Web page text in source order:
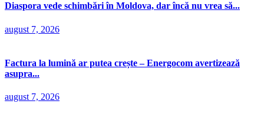
Diaspora vede schimbări în Moldova, dar încă nu vrea să...
august 7, 2026
Factura la lumină ar putea crește – Energocom avertizează
asupra...
august 7, 2026